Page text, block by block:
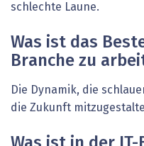
schlechte Laune.
Was ist das
Branche zu
Die Dynamik, die
die Zukunft